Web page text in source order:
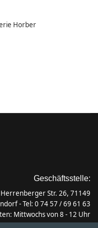
Horber
Geschäftsstelle:
Str. 26, 71149
- Tel: 0 74 57 / 69 61 63
Mittwochs von 8 - 12 Uhr